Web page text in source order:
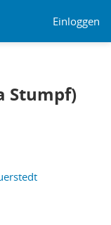
Einloggen
Stumpf)